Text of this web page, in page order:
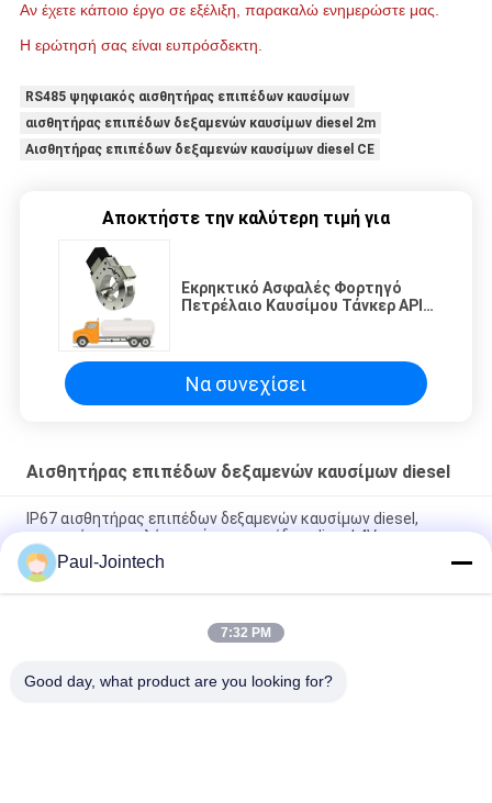
Αν έχετε κάποιο έργο σε εξέλιξη, παρακαλώ ενημερώστε μας.
Η ερώτησή σας είναι ευπρόσδεκτη.
RS485 ψηφιακός αισθητήρας επιπέδων καυσίμων
αισθητήρας επιπέδων δεξαμενών καυσίμων diesel 2m
Αισθητήρας επιπέδων δεξαμενών καυσίμων diesel CE
Αποκτήστε την καλύτερη τιμή για
Εκρηκτικό Ασφαλές Φορτηγό
Πετρέλαιο Καυσίμου Τάνκερ API
GPS
Να συνεχίσει
Αισθητήρας επιπέδων δεξαμενών καυσίμων diesel
IP67 αισθητήρας επιπέδων δεξαμενών καυσίμων diesel,
συσκευή αποστολής σημάτων επιπέδων diesel 4V
Χωρητικός αισθητήρας 70cm επιπέδων καυσίμων
γεννητριών diesel Jointech μήκος
Ψηφιακή πιστοποίηση CE αισθητήρων επιπέδων δεξαμενών
Paul-Jointech
7:32 PM
Good day, what product are you looking for?